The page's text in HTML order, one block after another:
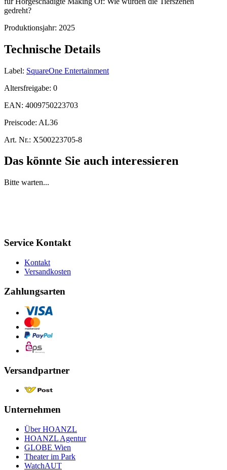
gedreht?
Produktionsjahr: 2025
Technische Details
Label: SquareOne Entertainment
Altersfreigabe: 0
EAN: 4009750223703
Preiscode: AL36
Art. Nr.: X500223705-8
Das könnte Sie auch interessieren
Bitte warten...
Service Kontakt
Kontakt
Versandkosten
Zahlungsarten
Versandpartner
Unternehmen
Über HOANZL
HOANZL Agentur
GLOBE Wien
Theater im Park
WatchAUT